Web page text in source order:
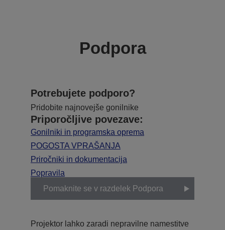
Podpora
Potrebujete podporo?
Pridobite najnovejše gonilnike
Priporočljive povezave:
Gonilniki in programska oprema
POGOSTA VPRAŠANJA
Priročniki in dokumentacija
Popravila
Pomaknite se v razdelek Podpora
Projektor lahko zaradi nepravilne namestitve